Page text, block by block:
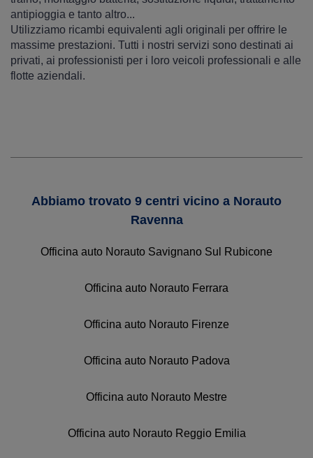
antipioggia e tanto altro...
Utilizziamo ricambi equivalenti agli originali per offrire le
massime prestazioni. Tutti i nostri servizi sono destinati ai
privati, ai professionisti per i loro veicoli professionali e alle
flotte aziendali.
Abbiamo trovato 9 centri vicino a Norauto
Ravenna
Officina auto Norauto Savignano Sul Rubicone
Officina auto Norauto Ferrara
Officina auto Norauto Firenze
Officina auto Norauto Padova
Officina auto Norauto Mestre
Officina auto Norauto Reggio Emilia